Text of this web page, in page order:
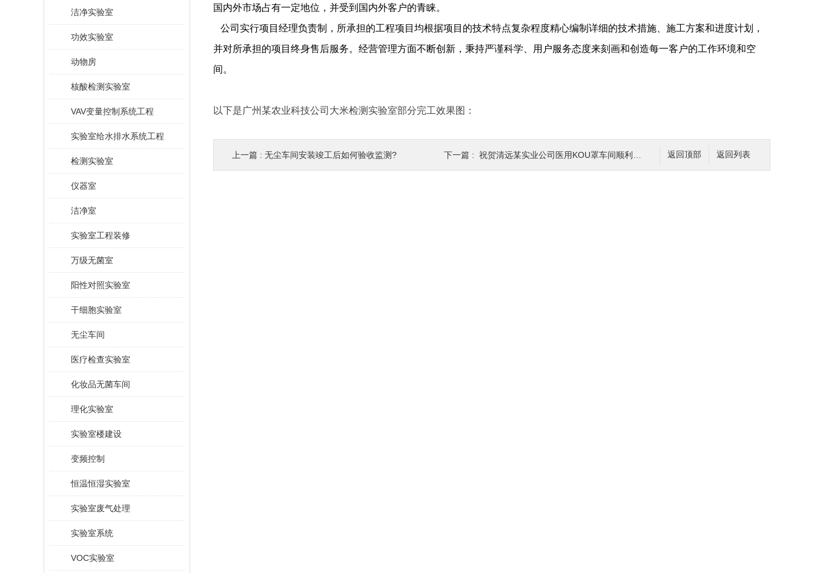
洁净实验室
功效实验室
动物房
核酸检测实验室
VAV变量控制系统工程
实验室给水排水系统工程
检测实验室
仪器室
洁净室
实验室工程装修
万级无菌室
阳性对照实验室
干细胞实验室
无尘车间
医疗检查实验室
化妆品无菌车间
理化实验室
实验室楼建设
变频控制
恒温恒湿实验室
实验室废气处理
实验室系统
VOC实验室
国内外市场占有一定地位，并受到国内外客户的青睐。
公司实行项目经理负责制，所承担的工程项目均根据项目的技术特点复杂程度精心编制详细的技术措施、施工方案和进度计划，
并对所承担的项目终身售后服务。经营管理方面不断创新，秉持严谨科学、用户服务态度来刻画和创造每一客户的工作环境和空
间。
以下是广州某农业科技公司大米检测实验室部分完工效果图：
返回列表
返回顶部
上一篇 : 无尘车间安装竣工后如何验收监测? 下一篇 : 祝贺清远某实业公司医用KOU罩车间顺利通过验收！